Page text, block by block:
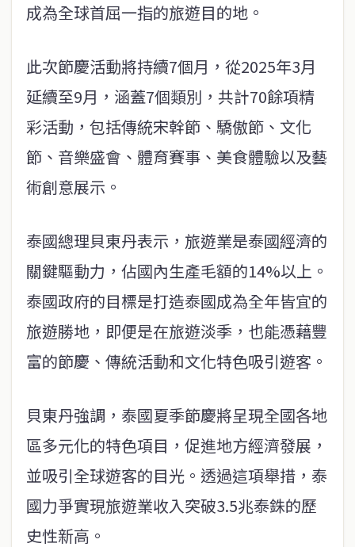
成為全球首屈一指的旅遊目的地。
此次節慶活動將持續7個月，從2025年3月
延續至9月，涵蓋7個類別，共計70餘項精
彩活動，包括傳統宋幹節、驕傲節、文化
節、音樂盛會、體育賽事、美食體驗以及藝
術創意展示。
泰國總理貝東丹表示，旅遊業是泰國經濟的
關鍵驅動力，佔國內生產毛額的14%以上。
泰國政府的目標是打造泰國成為全年皆宜的
旅遊勝地，即便是在旅遊淡季，也能憑藉豐
富的節慶、傳統活動和文化特色吸引遊客。
貝東丹強調，泰國夏季節慶將呈現全國各地
區多元化的特色項目，促進地方經濟發展，
並吸引全球遊客的目光。透過這項舉措，泰
國力爭實現旅遊業收入突破3.5兆泰銖的歷
史性新高。